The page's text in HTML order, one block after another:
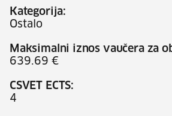
Kategorija:
Ostalo
Maksimalni iznos vaučera za
639.69 €
CSVET ECTS:
4